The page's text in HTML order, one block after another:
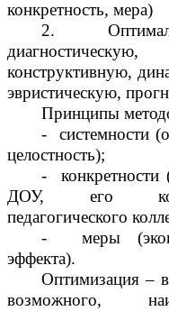
конкретность, мера)
2.
конструктивную,
эвристическую,
Принципы
- системности
целостность);
- конкретности
ДОУ, его
педагогического
- меры
эффекта).
Оптимизация –
возможного,